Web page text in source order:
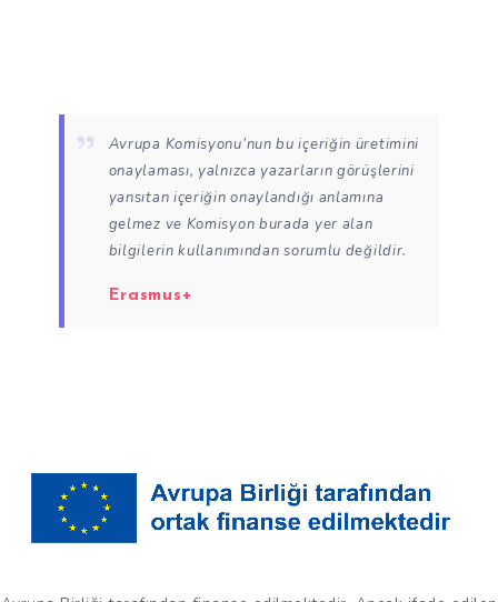
Avrupa Komisyonu’nun bu içeriğin üretimini
onaylaması, yalnızca yazarların görüşlerini
yansıtan içeriğin onaylandığı anlamına
gelmez ve Komisyon burada yer alan
bilgilerin kullanımından sorumlu değildir.
Erasmus+